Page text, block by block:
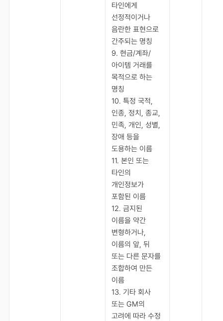
타인에게
선정적이거나
음란한 표현으로
간주되는 명칭
9. 현금/계좌/
아이템 거래를
목적으로 하는
명칭
10. 특정 국적,
인종, 정치, 종교,
민족, 개인, 성별,
장애 등을
도용하는 이름
11. 본인 또는
타인의
개인정보가
포함된 이름
12. 금지된
이름을 약간
변형하거나,
이름의 앞, 뒤
또는 다른 문자를
조합하여 만든
이름
13. 기타 회사
또는 GM의
고려에 따라 수정